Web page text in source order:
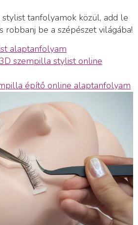
tanfolyamok közül, add le
robbanj be a szépészet világába!
alaptanfolyam
szempilla stylist online
építő online alaptanfolyam